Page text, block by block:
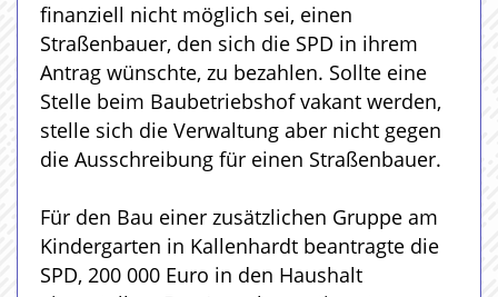
finanziell nicht möglich sei, einen
Straßenbauer, den sich die SPD in ihrem
Antrag wünschte, zu bezahlen. Sollte eine
Stelle beim Baubetriebshof vakant werden,
stelle sich die Verwaltung aber nicht gegen
die Ausschreibung für einen Straßenbauer.
Für den Bau einer zusätzlichen Gruppe am
Kindergarten in Kallenhardt beantragte die
SPD, 200 000 Euro in den Haushalt